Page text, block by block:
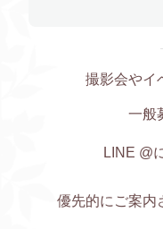
撮影会やイ
一般
LINE @
優先的にご案内